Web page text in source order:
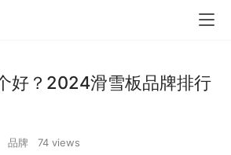
好？2024滑雪板品牌排行
品牌 74 views